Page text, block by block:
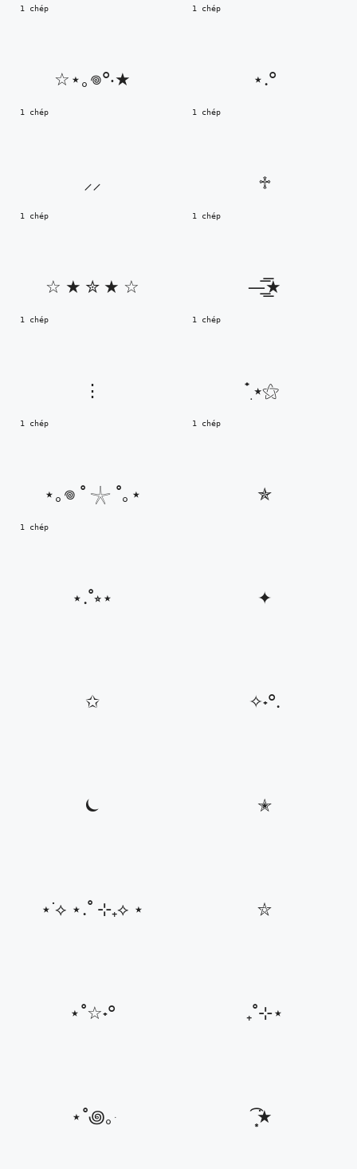
1 chép 1 chép
1 chép
☆⋆｡𖦹°‧★
1 chép
⋆.°
1 chép
⸝⸝
1 chép
♱
1 chép
☆ ★ ✮ ★ ☆
1 chép
—͟͟͞͞★
1 chép
⋮
1 chép
๋࣭ ⭑⚝
1 chép
⋆｡𖦹 ˚ 𓇼 ˚｡⋆ ✯
⋆.˚⭒⋆ ✦︎
✩ ✧˖°.
⏾ ✭
⋆˙⟡ ⋆.˚ ⊹₊⟡ ⋆ ⛥
⋆˚☆˖° ₊˚⊹⋆
⋆˚꩜｡ּ ͙͘͡★